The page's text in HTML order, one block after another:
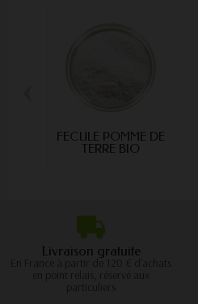
FECULE POMME DE
TERRE BIO
Livraison gratuite
En France à partir de 120 € d'achats